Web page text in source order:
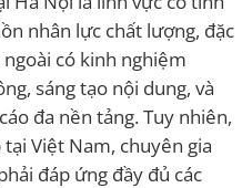
nhân lực chất lượng, đặc
có kinh nghiệm
sáng tạo nội dung, và
đa nền tảng. Tuy nhiên,
Việt Nam, chuyên gia
đáp ứng đầy đủ các